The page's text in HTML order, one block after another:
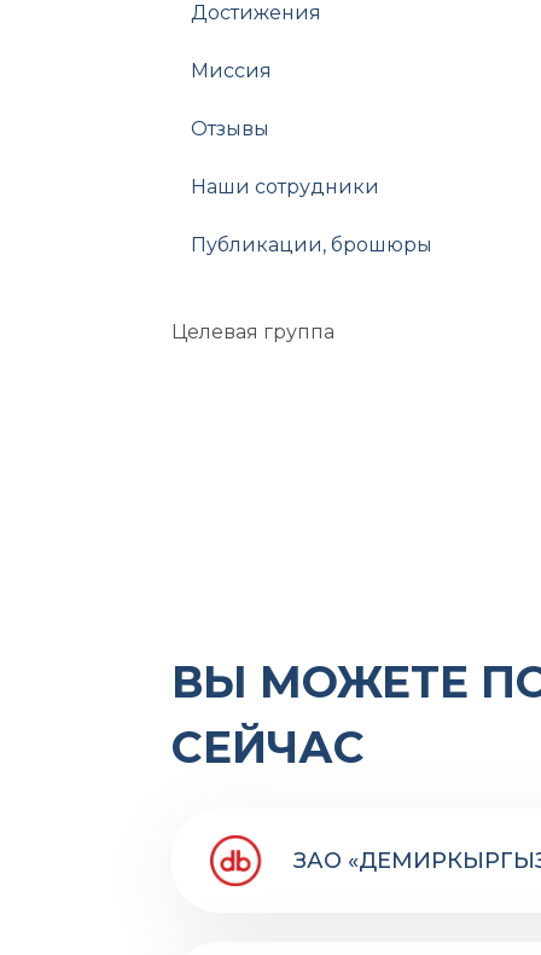
Достижения
Миссия
Отзывы
Наши сотрудники
Публикации, брошюры
Целевая группа
ВЫ МОЖЕТЕ
СЕЙЧАС
ЗАО